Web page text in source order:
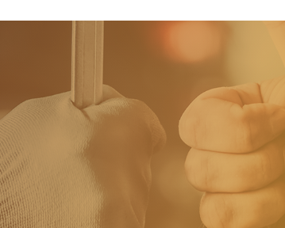
Home
Tweedehands wagens
Stock wagens
Rema Carrosserie
Wie zijn we?